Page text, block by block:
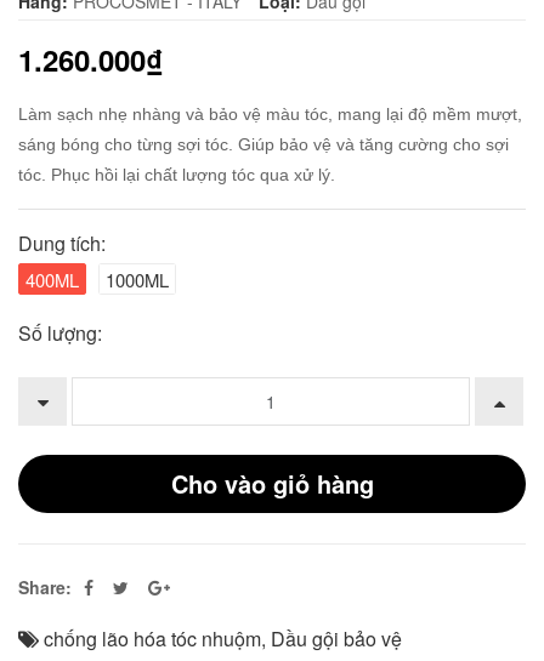
1.260.000₫
Làm sạch nhẹ nhàng và bảo vệ màu tóc, mang lại độ mềm mượt,
sáng bóng cho từng sợi tóc. Giúp bảo vệ và tăng cường cho sợi
tóc. Phục hồi lại chất lượng tóc qua xử lý.
Dung tích:
400ML 1000ML
Số lượng:
Cho vào giỏ hàng
Share:
chống lão hóa tóc nhuộm, Dầu gội bảo vệ